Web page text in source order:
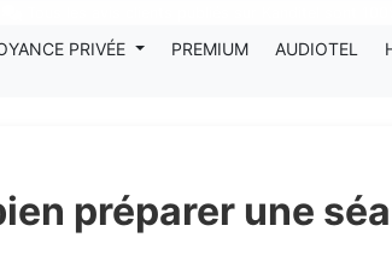
PRIVÉE PREMIUM AUDIOTEL
préparer une